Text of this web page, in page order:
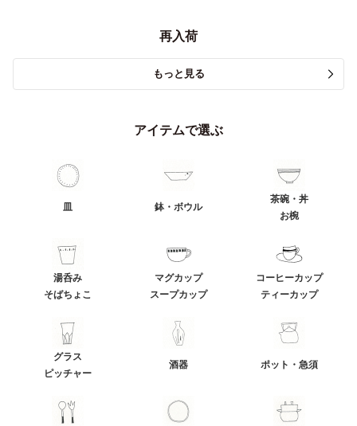
再入荷
もっと見る
アイテムで選ぶ
皿 鉢・ボウル
茶碗・丼
お椀
湯呑み
そばちょこ
マグカップ
スープカップ
コーヒーカップ
ティーカップ
グラス
ピッチャー
酒器 ポット・急須